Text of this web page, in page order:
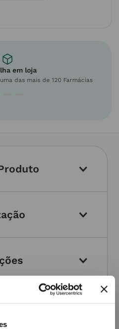
em loja
das mais de 120 Farmácias